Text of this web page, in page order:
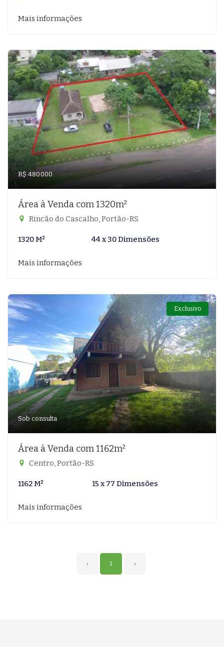
Mais informações
R$ 480.000
Área à Venda com 1320m²
Rincão do Cascalho, Portão-RS
1320 M² 44 x 30 Dimensões
Mais informações
Exclusivo
Sob consulta
Área à Venda com 1162m²
Centro, Portão-RS
1162 M² 15 x 77 Dimensões
Mais informações
‹ 1 ›